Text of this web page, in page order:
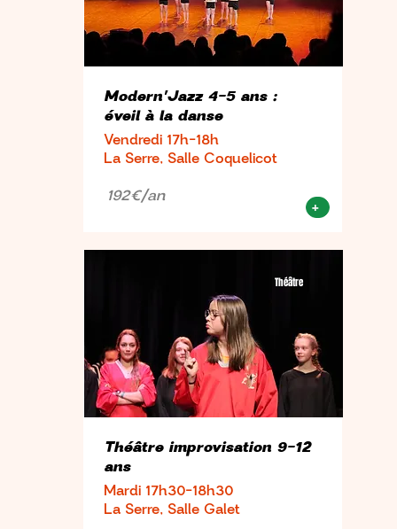
Modern'Jazz 4-5 ans :
éveil à la danse
Vendredi 17h-18h
La Serre, Salle Coquelicot
192€/an +
Théâtre
Théâtre improvisation 9-12
ans
Mardi 17h30-18h30
La Serre, Salle Galet